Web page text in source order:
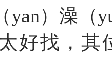
yan）澡（
好找，其